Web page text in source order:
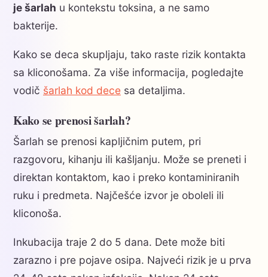
je šarlah u kontekstu toksina, a ne samo
bakterije.
Kako se deca skupljaju, tako raste rizik kontakta
sa kliconošama. Za više informacija, pogledajte
vodič šarlah kod dece sa detaljima.
Kako se prenosi šarlah?
Šarlah se prenosi kapljičnim putem, pri
razgovoru, kihanju ili kašljanju. Može se preneti i
direktan kontaktom, kao i preko kontaminiranih
ruku i predmeta. Najčešće izvor je oboleli ili
kliconoša.
Inkubacija traje 2 do 5 dana. Dete može biti
zarazno i pre pojave osipa. Najveći rizik je u prva